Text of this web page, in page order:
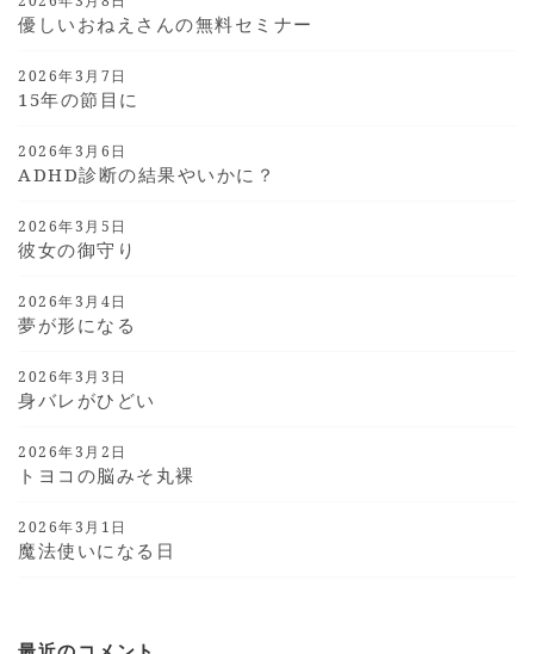
優しいおねえさんの無料セミナー
2026年3月7日
15年の節目に
2026年3月6日
ADHD診断の結果やいかに？
2026年3月5日
彼女の御守り
2026年3月4日
夢が形になる
2026年3月3日
身バレがひどい
2026年3月2日
トヨコの脳みそ丸裸
2026年3月1日
魔法使いになる日